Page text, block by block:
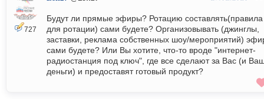
727
Будут ли прямые эфиры? Ротацию составлять(правила
для ротации) сами будете? Организовывать (джинглы,
заставки, реклама собственных шоу/мероприятий)
сами будете? Или Вы хотите, что-то вроде "интернет-
радиостанция под ключ", где все сделают за Вас (и
деньги) и предоставят готовый продукт?